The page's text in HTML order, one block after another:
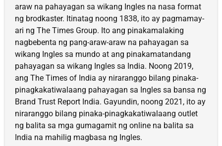
araw na pahayagan sa wikang Ingles na nasa format
ng brodkaster. Itinatag noong 1838, ito ay pagmamay-
ari ng The Times Group. Ito ang pinakamalaking
nagbebenta ng pang-araw-araw na pahayagan sa
wikang Ingles sa mundo at ang pinakamatandang
pahayagan sa wikang Ingles sa India. Noong 2019,
ang The Times of India ay niraranggo bilang pinaka-
pinagkakatiwalaang pahayagan sa Ingles sa bansa ng
Brand Trust Report India. Gayundin, noong 2021, ito ay
niraranggo bilang pinaka-pinagkakatiwalaang outlet
ng balita sa mga gumagamit ng online na balita sa
India na mahilig magbasa ng Ingles.